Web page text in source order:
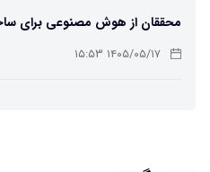
محققان از هوش مصنوعی برای
استفاده کردند
۱۴۰۵/۰۵/۱۷ ۱۵:۵۳